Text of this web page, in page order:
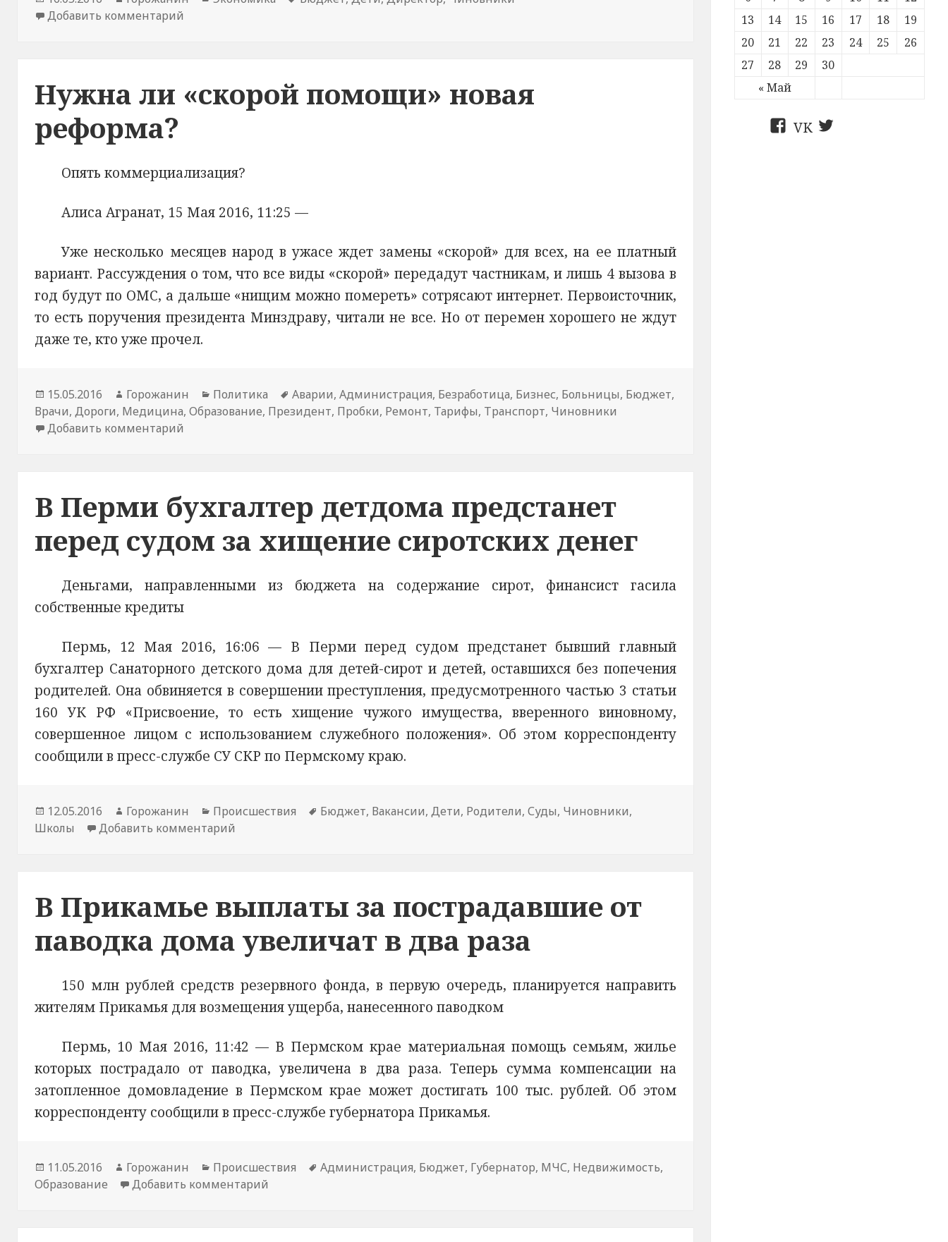
« Май
13
14 15 16 17 18
19
20
21 22 23 24 25
26
27
28 29 30
FB VK Twitter
опубликованановости
Добавить комментарий
Нужна ли «скорой помощи» новая
реформа?
Опять коммерциализация?
Алиса Агранат, 15 Мая 2016, 11:25 —
Уже несколько месяцев народ в ужасе ждет замены «скорой» для всех, на ее платный
вариант. Рассуждения о том, что все виды «скорой» передадут частникам, и лишь 4 вызова в
год будут по ОМС, а дальше «нищим можно помереть» сотрясают интернет. Первоисточник,
то есть поручения президента Минздраву, читали не все. Но от перемен хорошего не ждут
даже те, кто уже прочел.
Новость
опубликована
15.05.2016
Автор
новости
Горожанин
Раздел
новостей
Политика
Тема
новости
Аварии,Администрация, Безработица, Бизнес, Больницы, Бюджет,
Врачи,Дороги, Медицина,Образование, Президент, Пробки, Ремонт, Тарифы, Транспорт, Чиновники
Добавить комментарий
В Перми бухгалтер детдома предстанет
перед судом за хищение сиротских денег
Деньгами, направленными из бюджета на содержание сирот, финансист гасила
собственные кредиты
Пермь, 12 Мая 2016, 16:06 — В Перми перед судом предстанет бывший главный
бухгалтер Санаторного детского дома для детей-сирот и детей, оставшихся без попечения
родителей. Она обвиняется в совершении преступления, предусмотренного частью 3 статьи
160 УК РФ «Присвоение, то есть хищение чужого имущества, вверенного виновному,
совершенное лицом с использованием служебного положения». Об этом корреспонденту
сообщили в пресс-службе СУ СКР по Пермскому краю.
Новость
опубликована
12.05.2016
Автор
новости
Горожанин
Раздел
новостей
Происшествия
Тема
Бюджет, Вакансии,Дети, Родители,Суды, Чиновники,
Школы
Добавить комментарий
В Прикамье выплаты за пострадавшие от
паводка дома увеличат в два раза
150 млн рублей средств резервного фонда, в первую очередь, планируется направить
жителям Прикамья для возмещения ущерба, нанесенного паводком
Пермь, 10 Мая 2016, 11:42 — В Пермском крае материальная помощь семьям, жилье
которых пострадало от паводка, увеличена в два раза. Теперь сумма компенсации на
затопленное домовладение в Пермском крае может достигать 100 тыс. рублей. Об этом
корреспонденту сообщили в пресс-службе губернатора Прикамья.
Новость
опубликована
11.05.2016
Автор
новости
Горожанин
Раздел
новостей
Происшествия
Тема
Администрация, Бюджет, Губернатор, МЧС, Недвижимость,
Образование
Добавить комментарий